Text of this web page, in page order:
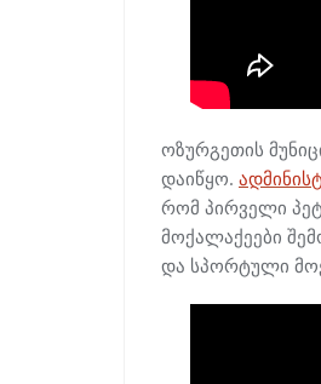
ოზურგეთის
დაიწყო.
რომ პირველი
მოქალაქეები
და სპორტული